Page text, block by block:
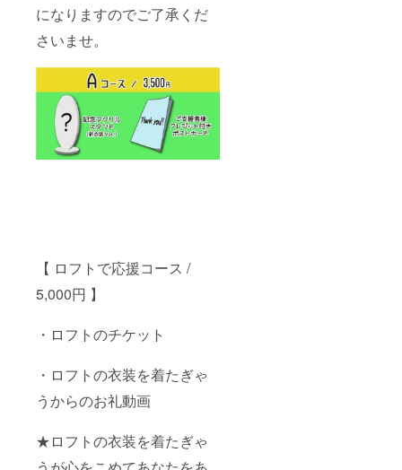
になりますのでご了承くだ
さいませ。
【 ロフトで応援コース /
5,000円 】
・ロフトのチケット
・ロフトの衣装を着たぎゃ
うからのお礼動画
★ロフトの衣装を着たぎゃ